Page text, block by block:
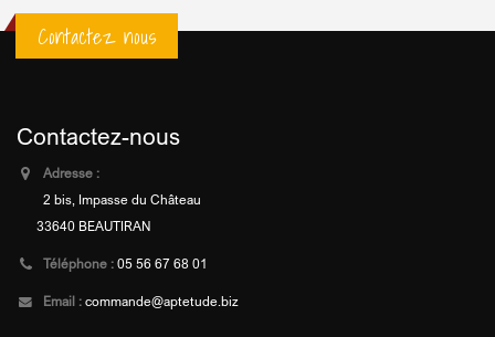
Contactez nous
Contactez-nous
Adresse :
2 bis, Impasse du Château
33640 BEAUTIRAN
Téléphone : 05 56 67 68 01
Email : commande@aptetude.biz